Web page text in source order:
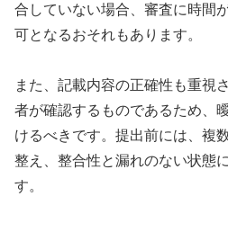
合していない場合、審査に時間
可となるおそれもあります。
また、記載内容の正確性も重視
者が確認するものであるため、
けるべきです。提出前には、複
整え、整合性と漏れのない状態
す。